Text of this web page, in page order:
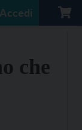
Accedi
che